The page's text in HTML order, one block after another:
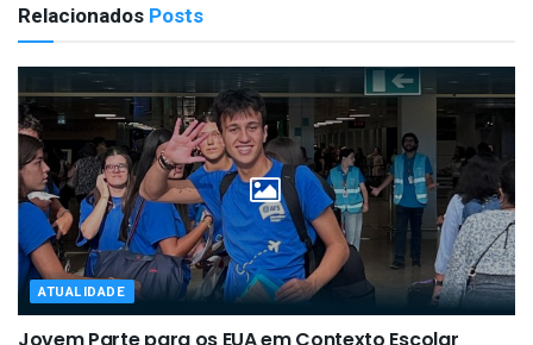
Relacionados Posts
ATUALIDADE